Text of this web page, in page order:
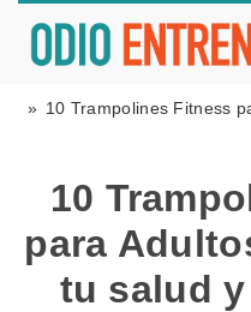
10 Trampolines Fitness
10
para
tu salud